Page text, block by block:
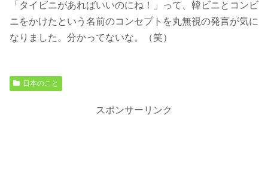
「タイビニがあればいいのにね！」って、韓ビニとコンビ
ニをかけたという名前のコンセプトを丸無視の発言が気に
なりました。分かってないな。（笑）
日本のこと
スポンサーリンク